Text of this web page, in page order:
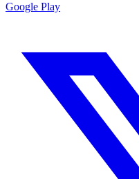
Google Play